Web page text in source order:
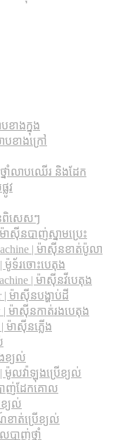
ខាងក្នុង
បខាងក្រៅ
នាំលាបឈើរ និងដែក
លូវ
ពិសេសៗ
ាស៊ីនបាញ់ស្នាមប្រេះ
| ម៉ាស៊ីនខាត់ប៉ូលា
ម៉ូទ័រចោះបេតុង
| ម៉ាស៊ីនវីបេតុង
| ម៉ាស៊ីនបង្ហាប់ដី
| ម៉ាស៊ីនកាត់រងបេតុង
ម៉ាស៊ីនភ្លើង
ខ្យល់
| ម៉ូលវ៉ាឡុងប្រើខ្យល់
ាញ់ដែកគោល
យល់
ខាត់ប្រើខ្យល់
បាញ់ថ្នាំ